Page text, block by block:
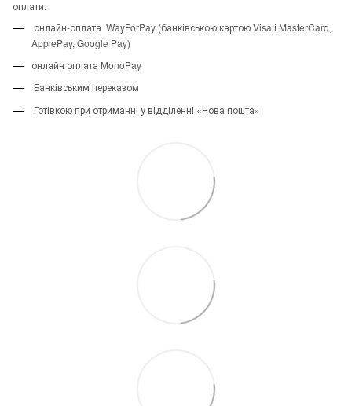
оплати:
онлайн-оплата WayForPay (банківською картою Visa і MasterCard,
ApplePay, Google Pay)
онлайн оплата MonoPay
Банківським переказом
Готівкою при отриманні у відділенні «Нова пошта»